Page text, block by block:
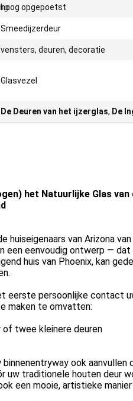
hoog opgepoetst
Smeedijzerdeur
vensters, deuren, decoratie
Glasvezel
De Deuren van het ijzerglas, De
het Natuurlijke Glas
huiseigenaars van Arizona
een eenvoudig ontwerp —
huis van Phoenix, kan
eerste persoonlijke contact
maken te omvatten:
of twee kleinere deuren
binnenentryway ook
uw traditionele houten deur
een mooie, artistieke